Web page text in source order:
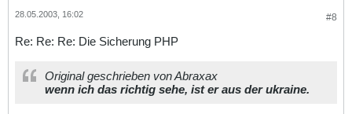
#8
28.05.2003, 16:02
Re: Re: Re: Die Sicherung PHP
Original geschrieben von Abraxax
wenn ich das richtig sehe, ist er aus der ukraine.